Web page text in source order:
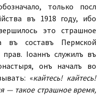
только послѣ
въ 1918 году, ибо
это страшное
въ составъ Пермской
прав. Іоаннъ служилъ въ
онъ началъ во
«кайтесь! кайтесь!
— такое страшное время,